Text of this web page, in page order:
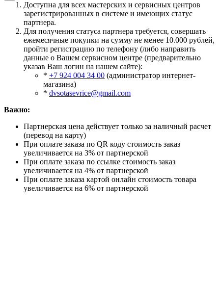
Доступна для всех мастерских и сервисных центров
зарегистрированных в системе и имеющих статус
партнера.
Для получения статуса партнера требуется, совершать
ежемесячные покупки на сумму не менее 10.000 рублей,
пройти регистрацию по телефону (либо направить
данные о Вашем сервисном центре (предварительно
указав Ваш логин на нашем сайте):
* +7 924 004 34 00 (администратор интернет-
магазина)
* dvsotasevrice@gmail.com
Важно:
Партнерская цена действует только за наличный расчет
(перевод на карту)
При оплате заказа по QR коду стоимость заказ
увеличивается на 3% от партнерской
При оплате заказа по ссылке стоимость заказ
увеличивается на 4% от партнерской
При оплате заказа картой онлайн стоимость товара
увеличивается на 6% от партнерской